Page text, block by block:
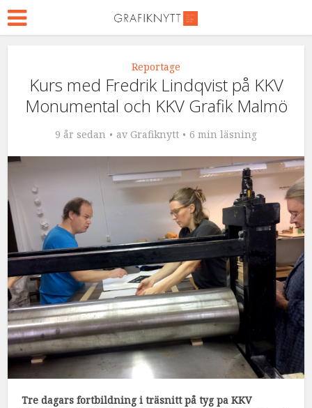
Reportage
Kurs med Fredrik Lindqvist på KKV
Monumental och KKV Grafik Malmö
9 år sedan av Grafiknytt 6 min läsning
Tre dagars fortbildning i träsnitt på tyg pa KKV